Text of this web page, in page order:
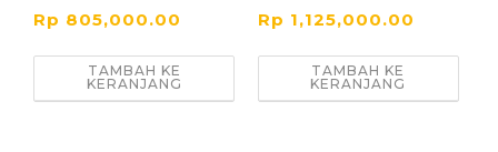
Rp 805,000.00
TAMBAH KE
KERANJANG
Rp 1,125,000.00
TAMBAH KE
KERANJANG